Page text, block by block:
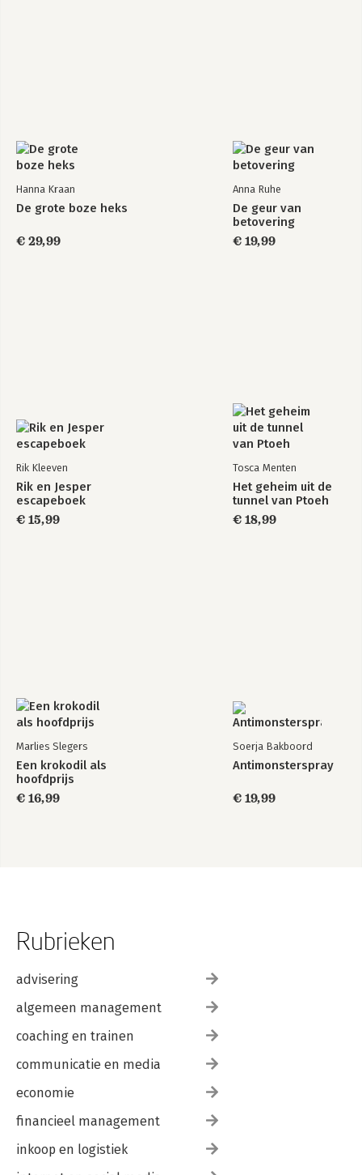
Hanna Kraan
De grote boze heks
€ 29,99
Anna Ruhe
De geur van
betovering
€ 19,99
Rik Kleeven
Rik en Jesper
escapeboek
€ 15,99
Tosca Menten
Het geheim uit de
tunnel van Ptoeh
€ 18,99
Marlies Slegers
Een krokodil als
hoofdprijs
€ 16,99
Soerja Bakboord
Antimonsterspray
€ 19,99
Rubrieken
advisering
algemeen management
coaching en trainen
communicatie en media
economie
financieel management
inkoop en logistiek